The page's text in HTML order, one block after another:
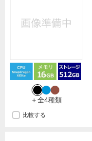
＋全4種類
比較する